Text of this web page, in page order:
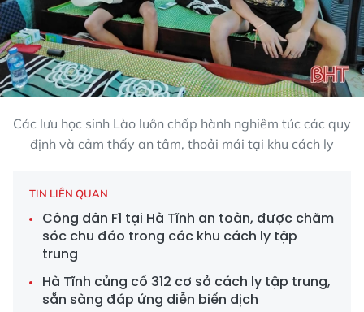
Các lưu học sinh Lào luôn chấp hành nghiêm túc các quy
định và cảm thấy an tâm, thoải mái tại khu cách ly
TIN LIÊN QUAN
Công dân F1 tại Hà Tĩnh an toàn, được chăm
sóc chu đáo trong các khu cách ly tập
trung
Hà Tĩnh củng cố 312 cơ sở cách ly tập trung,
sẵn sàng đáp ứng diễn biến dịch